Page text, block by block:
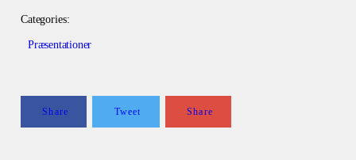
Categories:
Præsentationer
Share Tweet Share